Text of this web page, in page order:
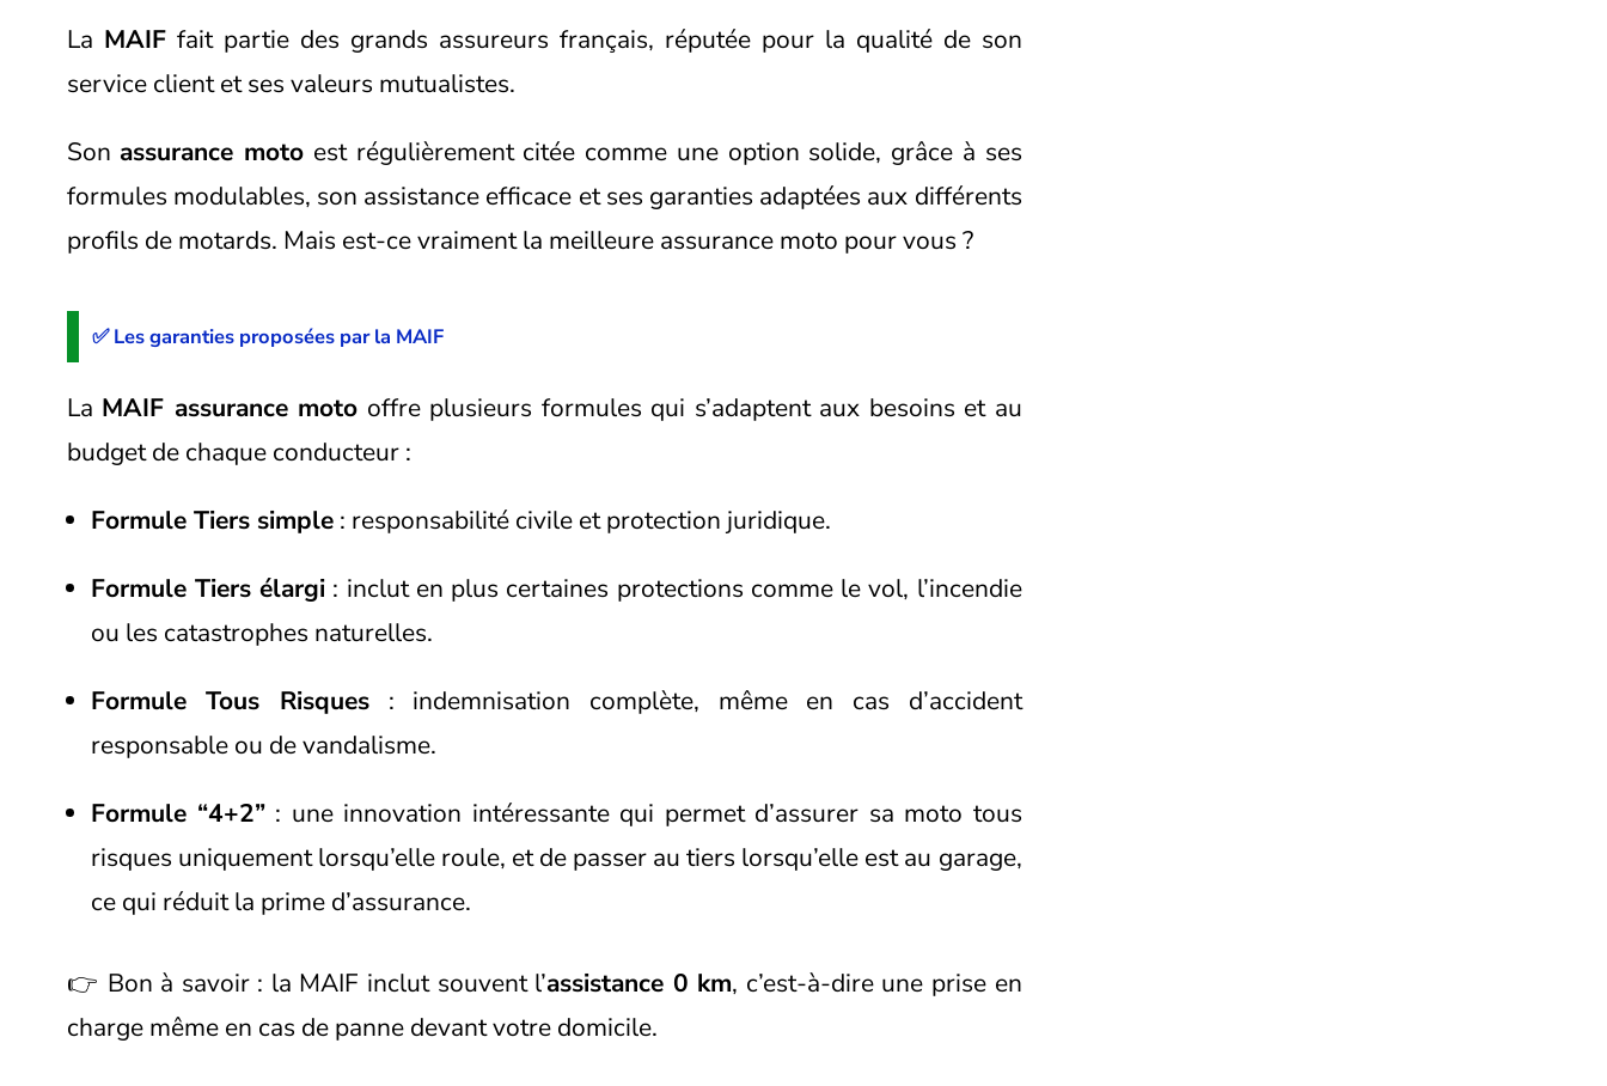
La MAIFfait partie des grands assureurs français, réputée pour la qualité de son
service client et ses valeurs mutualistes.
Son assurance moto est régulièrement citée comme une option solide, grâce à ses
formules modulables, son assistance efficace et ses garanties adaptées aux différents
profils de motards. Mais est-ce vraiment la meilleure assurance moto pour vous ?
✅ Les garanties proposées par la MAIF
La MAIF assurance moto offre plusieurs formules qui s’adaptent aux besoins et au
budget de chaque conducteur :
Formule Tiers simple: responsabilité civile et protection juridique.
Formule Tiers élargi : inclut en plus certaines protections comme le vol, l’incendie
ou les catastrophes naturelles.
Formule Tous Risques: indemnisation complète, même en cas d’accident
responsable ou de vandalisme.
Formule “4+2”: une innovation intéressante qui permet d’assurer sa moto tous
risques uniquement lorsqu’elle roule, et de passer au tiers lorsqu’elle est au garage,
ce qui réduit la prime d’assurance.
👉 Bon à savoir : la MAIF inclut souvent l’assistance 0 km, c’est-à-dire une prise en
charge même en cas de panne devant votre domicile.